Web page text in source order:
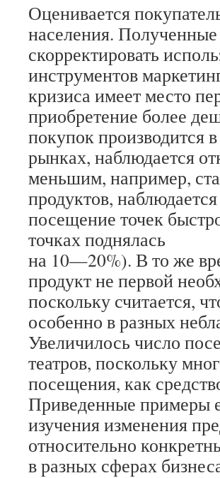
Оценивается
населения.
скорректировать
инструментов
кризиса имеет место
при­обретение более
покупок производится
рынках, наблюдается
меньшим, например,
продуктов,
посещение точек
точках поднялась
на 10—20%). В то же
продукт не первой
поскольку считается,
особенно в разных
Увеличилось число
театров, поскольку
посещения, как
Приведенные примеры
изучения изменения
относительно
в разных сферах